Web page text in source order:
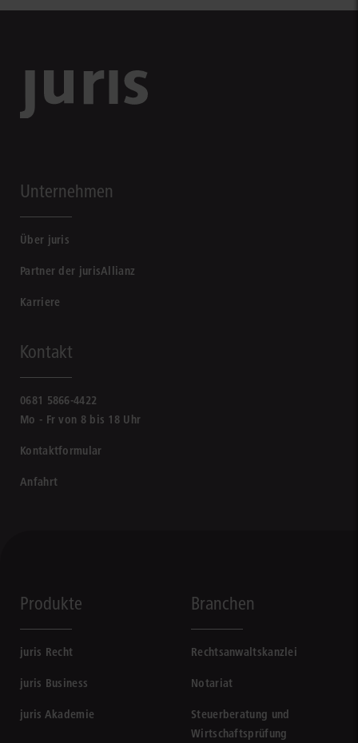
Unternehmen
Über juris
Partner der jurisAllianz
Karriere
Kontakt
0681 5866-4422
Mo - Fr von 8 bis 18 Uhr
Kontaktformular
Anfahrt
Produkte
juris Recht
juris Business
juris Akademie
Branchen
Rechtsanwaltskanzlei
Notariat
Steuerberatung und
Wirtschaftsprüfung